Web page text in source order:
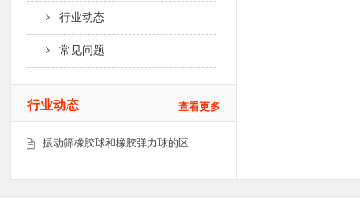
行业动态
常见问题
行业动态 查看更多
振动筛橡胶球和橡胶弹力球的区…